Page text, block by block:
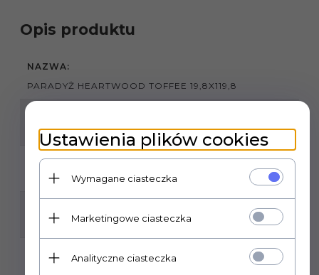
Opis produktu
NAZWA:
PARADYŻ HEARTWOOD TOFFEE 19,8X119,8
19,8X119,8
GATUNEK:
MROZOODPORNOŚĆ:
Ustawienia plików cookies
Wymagane ciasteczka
Marketingowe ciasteczka
Analityczne ciasteczka